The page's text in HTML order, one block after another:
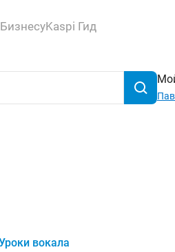
БизнесуKaspi Гид
вокала